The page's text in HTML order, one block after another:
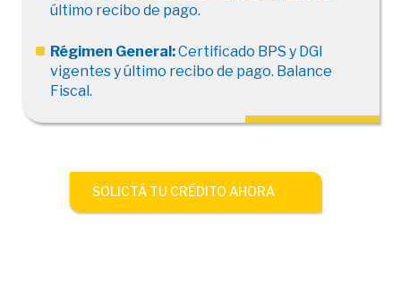
último recibo de pago.
Régimen General:Certificado BPS y DGI
vigentes y último recibo de pago. Balance
Fiscal.
SOLICTÁ TU CRÉDITO AHORA